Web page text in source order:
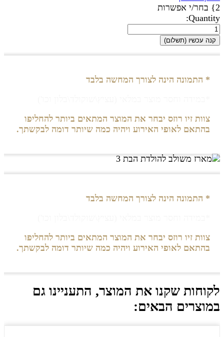
2} בחר/י אפשרות
Quantity:
קנה עכשיו (תשלום)
* התמונה הינה לצורך המחשה בלבד
צוות זיו רוזס יבחר את המוצר המתאים ביותר להחליפו
בהתאם לאופי האירוע ויהיה כמה שיותר דומה לבקשתך.
* התמונה הינה לצורך המחשה בלבד
צוות זיו רוזס יבחר את המוצר המתאים ביותר להחליפו
בהתאם לאופי האירוע ויהיה כמה שיותר דומה לבקשתך.
לקוחות שקנו את המוצר, התעניינו גם
במוצרים הבאים: